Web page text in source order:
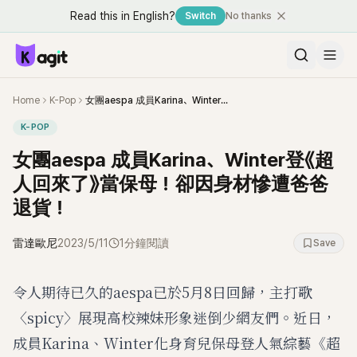
Read this in English? Switch No thanks
Home K-Pop 女團aespa 成員Karina、Winter登《超人回來了》當保母！卻因身材慘遭爸爸退貨！
K-POP
女團aespa 成員Karina、Winter登《超
人回來了》當保母！卻因身材慘遭爸爸
退貨！
雷達歐尼2023/5/11 1分鐘閱讀 Save
令人期待已久的aespa已於5月8日回歸，主打歌
〈spicy〉展現高校辣妹形象迷倒少網友們。近日，
成員Karina、Winter化身育兒保母登人氣綜藝《超